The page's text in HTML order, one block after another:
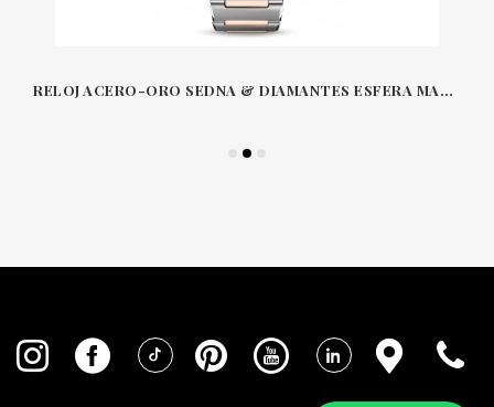
RELOJ ACERO-ORO SEDNA & DIAMANTES ESFERA MARRÓN 34 MM PEQUEÑO SEGUNDERO COAXIAL MASTER CRONÓMETRO CONSTELLATION OMEGA 13120SSGB